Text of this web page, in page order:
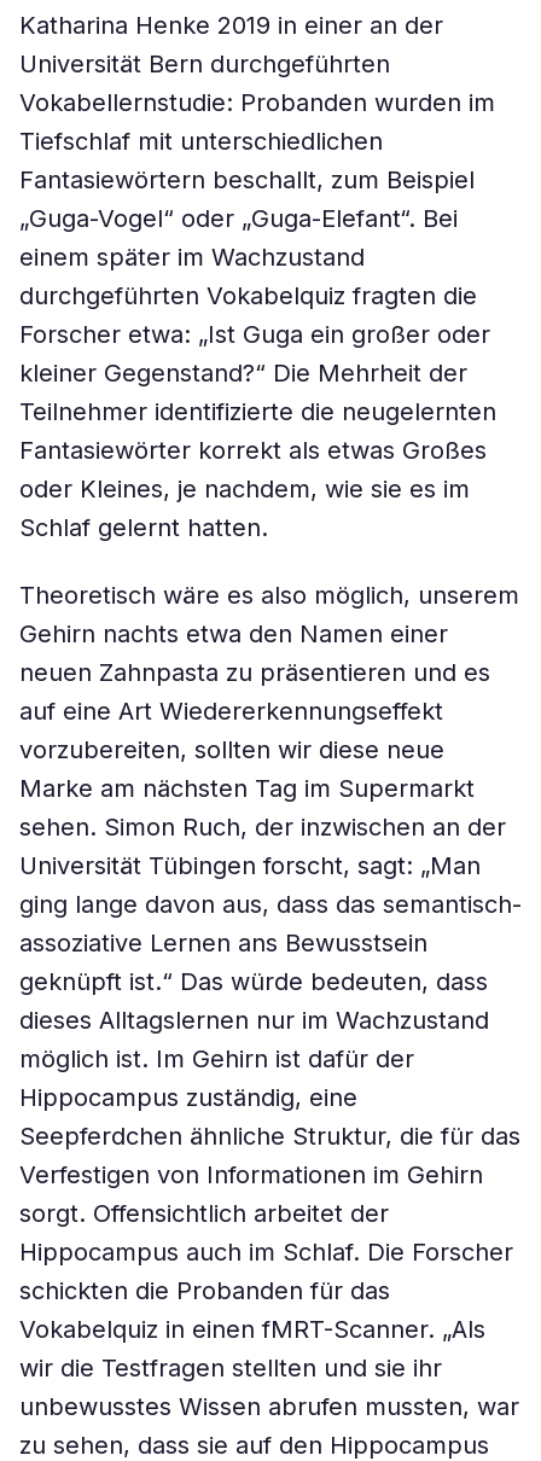
Katharina Henke 2019 in einer an der
Universität Bern durchgeführten
Vokabellernstudie: Probanden wurden im
Tiefschlaf mit unterschiedlichen
Fantasiewörtern beschallt, zum Beispiel
„Guga-Vogel“ oder „Guga-Elefant“. Bei
einem später im Wachzustand
durchgeführten Vokabelquiz fragten die
Forscher etwa: „Ist Guga ein großer oder
kleiner Gegenstand?“ Die Mehrheit der
Teilnehmer identifizierte die neugelernten
Fantasiewörter korrekt als etwas Großes
oder Kleines, je nachdem, wie sie es im
Schlaf gelernt hatten.
Theoretisch wäre es also möglich, unserem
Gehirn nachts etwa den Namen einer
neuen Zahnpasta zu präsentieren und es
auf eine Art Wiedererkennungseffekt
vorzubereiten, sollten wir diese neue
Marke am nächsten Tag im Supermarkt
sehen. Simon Ruch, der inzwischen an der
Universität Tübingen forscht, sagt: „Man
ging lange davon aus, dass das semantisch-
assoziative Lernen ans Bewusstsein
geknüpft ist.“ Das würde bedeuten, dass
dieses Alltagslernen nur im Wachzustand
möglich ist. Im Gehirn ist dafür der
Hippocampus zuständig, eine
Seepferdchen ähnliche Struktur, die für das
Verfestigen von Informationen im Gehirn
sorgt. Offensichtlich arbeitet der
Hippocampus auch im Schlaf. Die Forscher
schickten die Probanden für das
Vokabelquiz in einen fMRT-Scanner. „Als
wir die Testfragen stellten und sie ihr
unbewusstes Wissen abrufen mussten, war
zu sehen, dass sie auf den Hippocampus